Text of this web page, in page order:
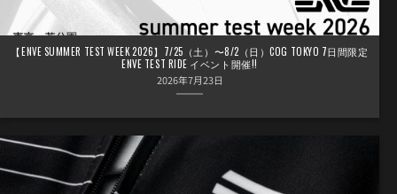
【ENVE SUMMER TEST WEEK 2026】7/25（土）〜8/2（日）COG TOKYO 7日間限定
ENVE TEST RIDE イベント開催!!
2026年7月23日